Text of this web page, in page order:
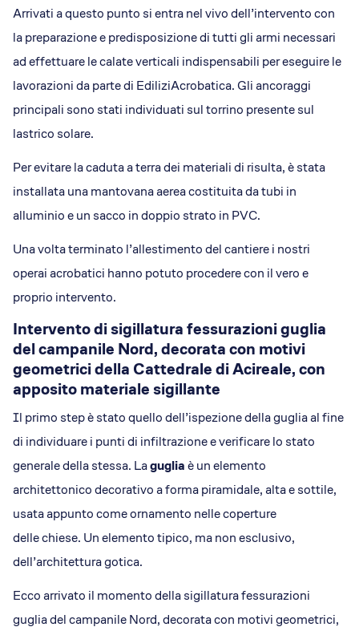
Arrivati a questo punto si entra nel vivo dell’intervento con
la preparazione e predisposizione di tutti gli armi necessari
ad effettuare le calate verticali indispensabili per eseguire le
lavorazioni da parte di EdiliziAcrobatica. Gli ancoraggi
principali sono stati individuati sul torrino presente sul
lastrico solare.
Per evitare la caduta a terra dei materiali di risulta, è stata
installata una mantovana aerea costituita da tubi in
alluminio e un sacco in doppio strato in PVC.
Una volta terminato l’allestimento del cantiere i nostri
operai acrobatici hanno potuto procedere con il vero e
proprio intervento.
Intervento di sigillatura fessurazioni guglia
del campanile Nord, decorata con motivi
geometrici della Cattedrale di Acireale, con
apposito materiale sigillante
Il primo step è stato quello dell’ispezione della guglia al fine
di individuare i punti di infiltrazione e verificare lo stato
generale della stessa. Lagugliaè un elemento
architettonico decorativo a forma piramidale, alta e sottile,
usata appunto come ornamento nelle coperture
delle chiese. Un elemento tipico, ma non esclusivo,
dell’architettura gotica.
Ecco arrivato il momento della sigillatura fessurazioni
guglia del campanile Nord, decorata con motivi geometrici,